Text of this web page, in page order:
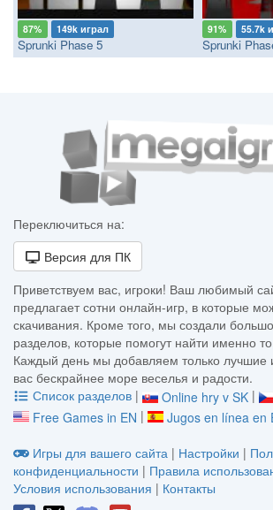
87% 149k играл
Sprunki Phase 5
91% 55.7k
Sprunki
Переключиться на:
Версия для ПК
Приветствуем вас, игроки! Ваш любимый
предлагает сотни онлайн-игр, в которые
скачивания. Кроме того, мы создали
разделов, которые помогут найти именно
Каждый день мы добавляем только лучшие
вас бескрайнее море веселья и радости.
Список разделов | Online hry v SK |
Free Games in EN |
Jugos en línea en
Игры для вашего сайта | Настройки |
конфиденциальности | Правила
Условия использования | Контакты